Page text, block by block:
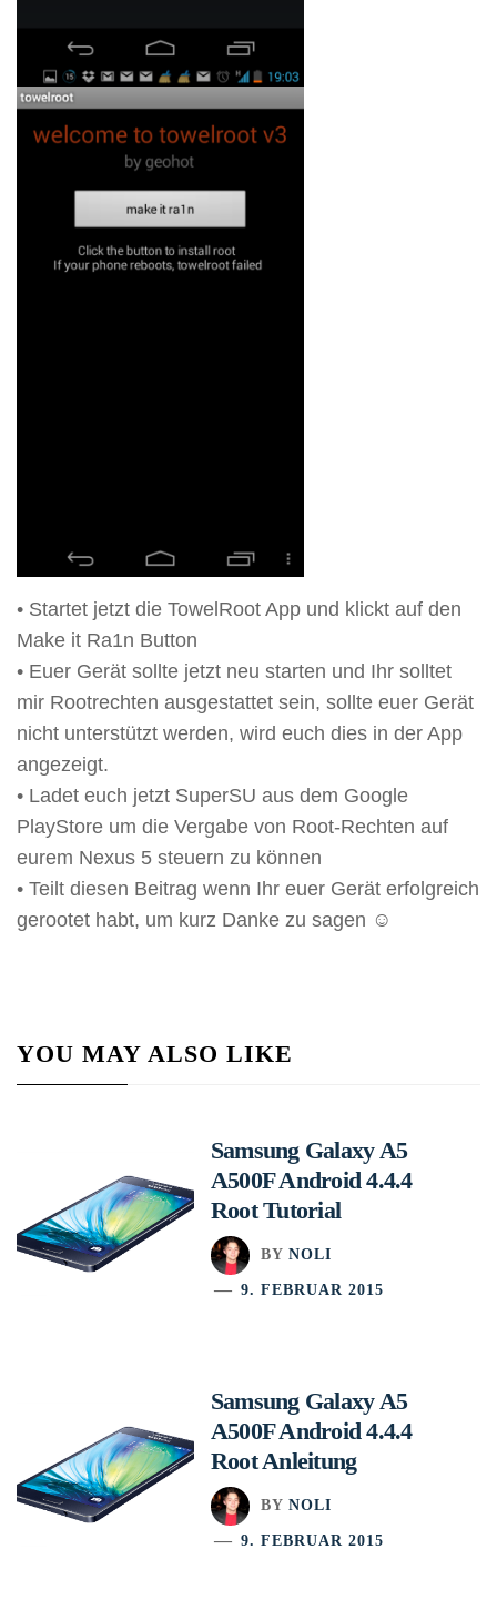
• Startet jetzt die TowelRoot App und klickt auf den
Make it Ra1n Button
• Euer Gerät sollte jetzt neu starten und Ihr solltet
mir Rootrechten ausgestattet sein, sollte euer Gerät
nicht unterstützt werden, wird euch dies in der App
angezeigt.
• Ladet euch jetzt SuperSU aus dem Google
PlayStore um die Vergabe von Root-Rechten auf
eurem Nexus 5 steuern zu können
• Teilt diesen Beitrag wenn Ihr euer Gerät erfolgreich
gerootet habt, um kurz Danke zu sagen ☺
YOU MAY ALSO LIKE
Samsung Galaxy A5
A500F Android 4.4.4
Root Tutorial
BY NOLI
9. FEBRUAR 2015
Samsung Galaxy A5
A500F Android 4.4.4
Root Anleitung
BY NOLI
9. FEBRUAR 2015